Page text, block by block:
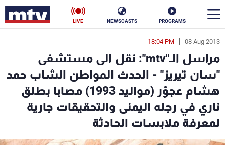
PROGRAMS
NEWSCASTS
LIVE
08 Aug 2013
18:04 PM
مراسل الـ"mtv": نقل الى مستشفى
"سان تيريز" - الحدث المواطن الشاب حمد
هشام عجوّر (مواليد 1993) مصابا بطلق
ناري في رجله اليمنى والتحقيقات جارية
لمعرفة ملابسات الحادثة
en
الأخبار
سياسة ناس
إقتصاد فن
منوعات رياضة